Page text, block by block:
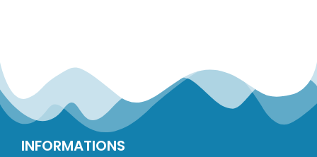
INFORMATIONS